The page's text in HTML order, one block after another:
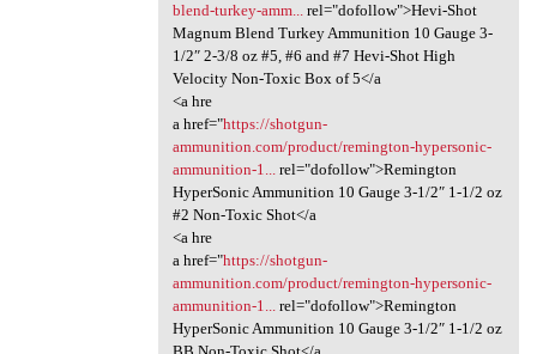
blend-turkey-amm...rel="dofollow">Hevi-Shot
Magnum Blend Turkey Ammunition 10 Gauge 3-
1/2″ 2-3/8 oz #5, #6 and #7 Hevi-Shot High
Velocity Non-Toxic Box of 5</a
<a hre
a href="https://shotgun-
ammunition.com/product/remington-hypersonic-
ammunition-1...rel="dofollow">Remington
HyperSonic Ammunition 10 Gauge 3-1/2″ 1-1/2 oz
#2 Non-Toxic Shot</a
<a hre
a href="https://shotgun-
ammunition.com/product/remington-hypersonic-
ammunition-1...rel="dofollow">Remington
HyperSonic Ammunition 10 Gauge 3-1/2″ 1-1/2 oz